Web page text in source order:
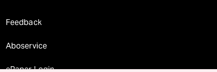
Feedback
Aboservice
ePaper Login